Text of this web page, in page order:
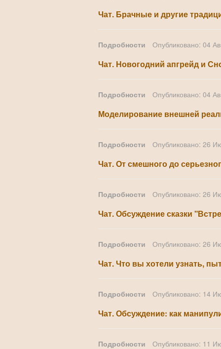
Чат. Брачные и другие
Подробности Опубликовано: 04
Чат. Новогодний апгрейд и
Подробности Опубликовано: 04
Моделирование внешней
Подробности Опубликовано: 26
Чат. От смешного до
Подробности Опубликовано: 26
Чат. Обсуждение сказки
Подробности Опубликовано: 26
Чат. Что вы хотели узнать,
Подробности Опубликовано: 14
Чат. Обсуждение: как
Подробности Опубликовано: 11